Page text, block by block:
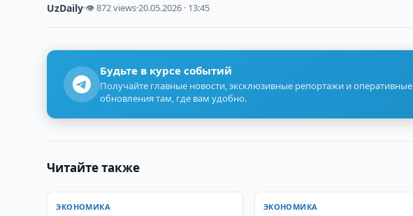
UzDaily·👁 872 views·20.05.2026 · 13:45
Будьте в курсе событий
Получайте главные новости, эксклюзивные репортажи и оперативные
обновления там, где вам удобно.
Читайте также
ЭКОНОМИКА ЭКОНОМИКА